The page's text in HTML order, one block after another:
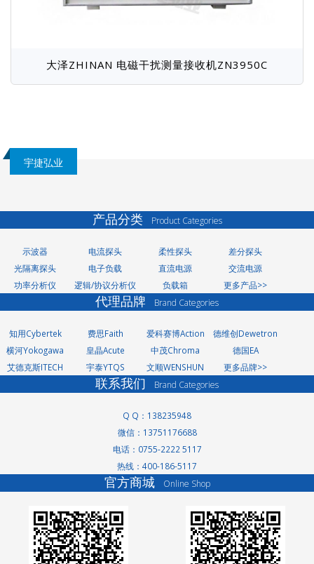
大泽ZHINAN 电磁干扰测量接收机ZN3950C
宇捷弘业
产品分类Product Categories
示波器 电流探头 柔性探头
差分探头
光隔离探头
电子负载 直流电源
交流电源
功率分析仪
逻辑/协议分析仪 负载箱 更多产品>>
代理品牌 Brand Categories
知用Cybertek 费思Faith 爱科赛博Action
德维创Dewetron
横河Yokogawa
皇晶Acute 中茂Chroma
德国EA
艾德克斯ITECH
宇泰YTQS 文顺WENSHUN 更多品牌>>
联系我们 Brand Categories
Q Q：138235948
微信：13751176688
电话：0755-2222 5117
热线：400-186-5117
官方商城Online Shop
洗轮机厂家
景观护栏
网络测试仪
网络测试仪
无轨转弯车
高低温交变湿热试
验箱